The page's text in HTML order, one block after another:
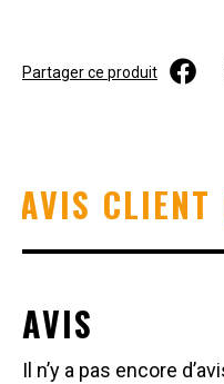
Partager ce produit
AVIS
AVIS
Il n’y a pas encore